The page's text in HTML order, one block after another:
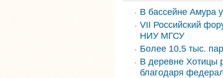
В бассейне Амура
VII Российский
НИУ МГСУ
Более 10,5 тыс.
В деревне Хотицы
благодаря